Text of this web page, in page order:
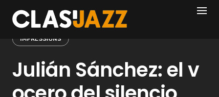
content
IMPRESSIONS
Julián Sánchez: el v